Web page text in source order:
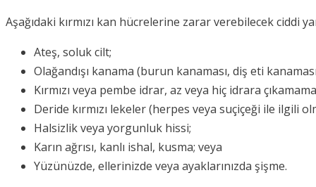
Aşağıdaki kırmızı kan hücrelerine zarar verebilecek
Ateş, soluk cilt;
Olağandışı kanama (burun kanaması, diş eti
Kırmızı veya pembe idrar, az veya hiç idrara
Deride kırmızı lekeler (herpes veya suçiçeği ile ilgili
Halsizlik veya yorgunluk hissi;
Karın ağrısı, kanlı ishal, kusma; veya
Yüzünüzde, ellerinizde veya ayaklarınızda şişme.